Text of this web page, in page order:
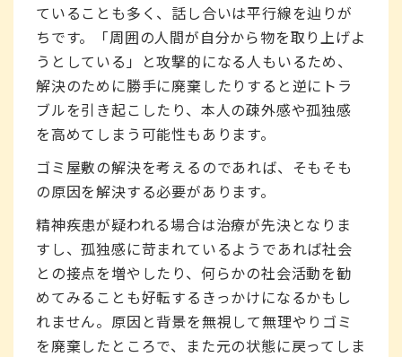
ていることも多く、話し合いは平行線を辿りが
ちです。「周囲の人間が自分から物を取り上げよ
うとしている」と攻撃的になる人もいるため、
解決のために勝手に廃棄したりすると逆にトラ
ブルを引き起こしたり、本人の疎外感や孤独感
を高めてしまう可能性もあります。
ゴミ屋敷の解決を考えるのであれば、そもそも
の原因を解決する必要があります。
精神疾患が疑われる場合は治療が先決となりま
すし、孤独感に苛まれているようであれば社会
との接点を増やしたり、何らかの社会活動を勧
めてみることも好転するきっかけになるかもし
れません。原因と背景を無視して無理やりゴミ
を廃棄したところで、また元の状態に戻ってしま